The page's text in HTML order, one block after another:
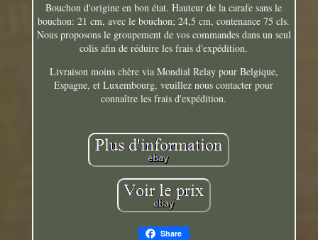
Bouchon d'origine en bon état. Hauteur de la carafe sans le
bouchon: 21 cm, avec le bouchon; 24,5 cm, contenance 75 cls.
Nous proposons le groupement de vos commandes dans un seul
colis afin de réduire les frais d'expédition.
Livraison moins chère via Mondial Relay pour Belgique,
Espagne, et Luxembourg, veuillez nous contacter pour
connaître les frais d'expédition.
Share